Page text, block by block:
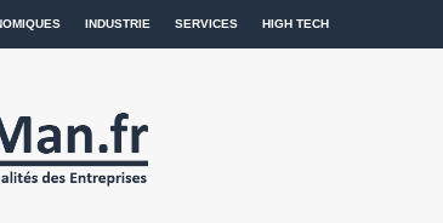
INDUSTRIE SERVICES HIGH TECH